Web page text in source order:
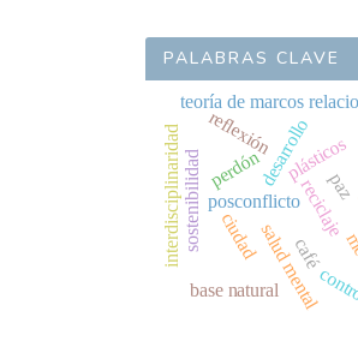
PALABRAS CLAVE
reciclaje
plásticos
paz
posconflicto
café
sostenibilidad desarrollo
perdón
reflexión
teoría de marcos
salud mental
interdisciplinaridad
base natural
ciudad